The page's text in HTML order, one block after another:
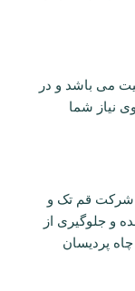
می باشد و در
نیاز شما
شرکت قم تک و
و جلوگیری از
چاه پردیسان